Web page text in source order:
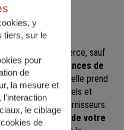
couvrir ?
:
de e-commerce, sauf
agences de
car elle prend
dommages matériels et
clients ou aux fournisseurs.
en causes de votre
y
tiers, sur le
pour
de
la mesure et
l’interaction
le ciblage
de